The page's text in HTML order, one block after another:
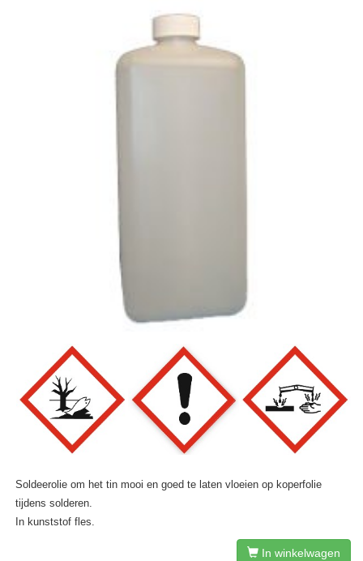
Soldeerolie om het tin mooi en goed te laten vloeien op koperfolie
tijdens solderen.
In kunststof fles.
In winkelwagen